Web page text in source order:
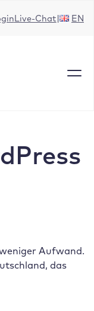
Live-Chat EN
Aufwand.
das